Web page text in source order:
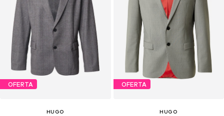
OFERTA
HUGO
OFERTA
HUGO